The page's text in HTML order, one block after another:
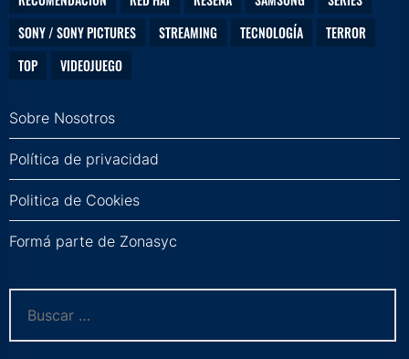
SONY / SONY PICTURES
STREAMING TECNOLOGÍA
TERROR
TOP
VIDEOJUEGO
Sobre Nosotros
Política de privacidad
Politica de Cookies
Formá parte de Zonasyc